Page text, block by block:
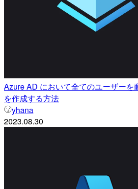
Azure AD において全てのユーザーを
を作成する方法
yhana
2023.08.30